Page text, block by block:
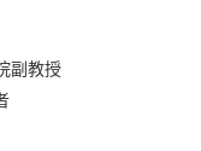
副教授